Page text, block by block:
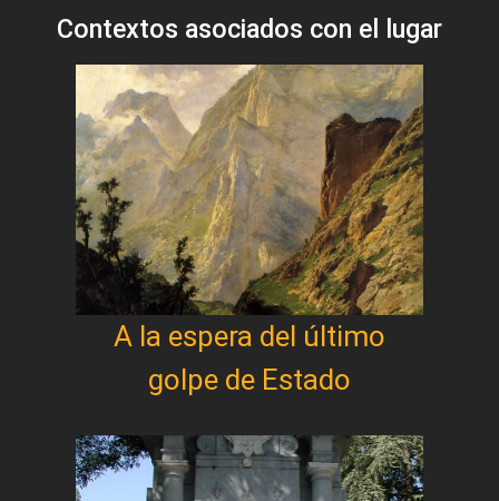
Contextos asociados con el lugar
A la espera del último
golpe de Estado